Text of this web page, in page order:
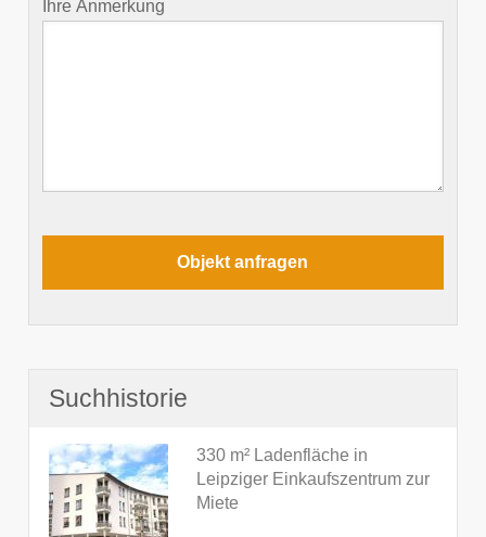
Ihre Anmerkung
Suchhistorie
330 m² Ladenfläche in
Leipziger Einkaufszentrum zur
Miete